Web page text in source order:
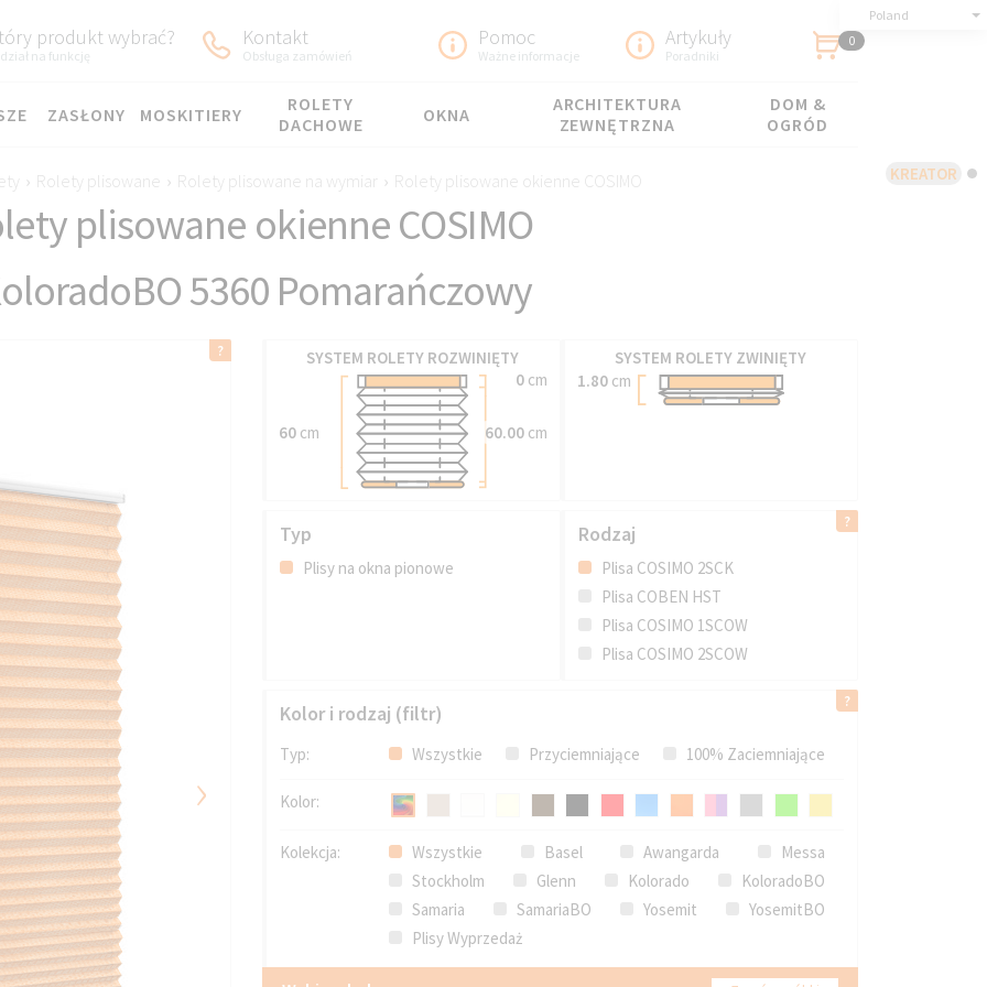
KREATOR
Poland
produkt wybrać?
na funkcję
Kontakt
Obsługa zamówień
Pomoc
Ważne informacje
Artykuły
Poradniki
0
ZASŁONY MOSKITIERY
ROLETY
DACHOWE
OKNA
ARCHITEKTURA
ZEWNĘTRZNA
DOM &
OGRÓD
› Rolety plisowane › Rolety plisowane na wymiar › Rolety plisowane okienne COSIMO
plisowane okienne COSIMO
5360 Pomarańczowy
›
SYSTEM ROLETY ROZWINIĘTY
60 cm
0cm
60.00cm
SYSTEM ROLETY ZWINIĘTY
1.80cm
Typ
Plisy na okna pionowe
Rodzaj
Plisa COSIMO 2SCK
Plisa COBEN HST
Plisa COSIMO 1SCOW
Plisa COSIMO 2SCOW
Kolor i rodzaj (filtr)
Typ: Wszystkie Przyciemniające 100% Zaciemniające
Kolor:
Kolekcja: Wszystkie Basel Awangarda
Messa
Stockholm
Glenn Kolorado
KoloradoBO
Samaria
SamariaBO Yosemit
YosemitBO
Plisy Wyprzedaż